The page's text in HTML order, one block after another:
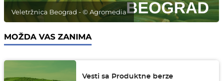
Veletržnica Beograd - © Agromedia
MOŽDA VAS ZANIMA
Vesti sa Produktne berze